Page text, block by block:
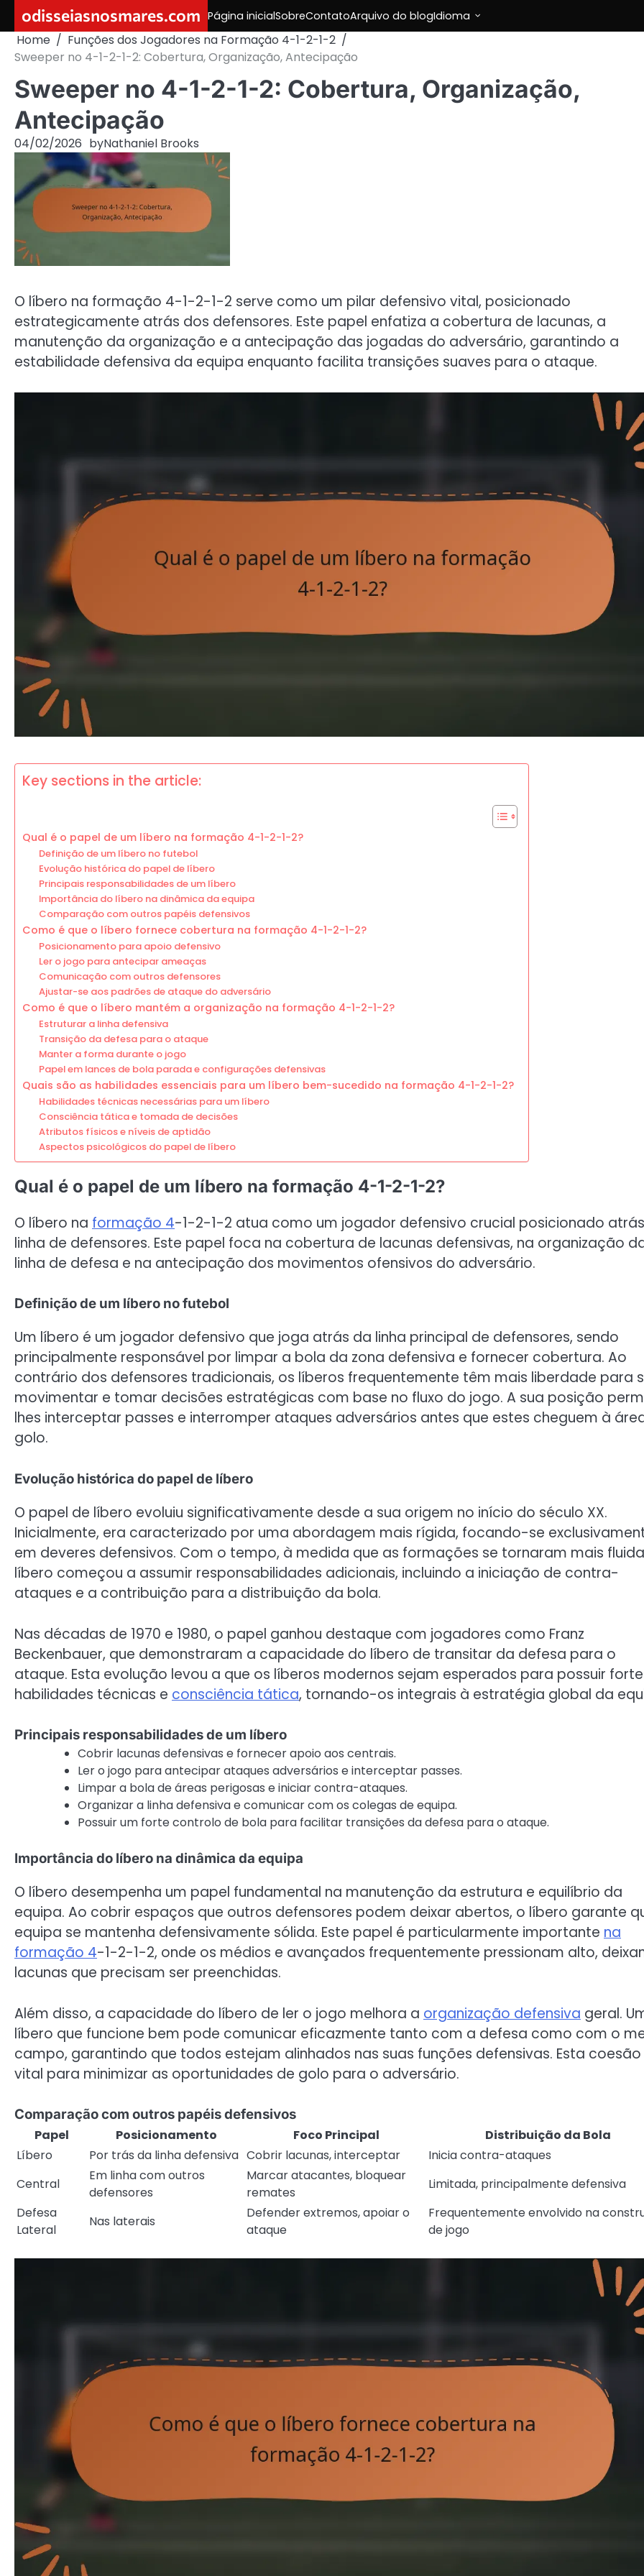
content
odisseiasnosmares.com Página inicialSobreContatoArquivo do blogIdioma
Home
Funções dos Jogadores na Formação 4-1-2-1-2
Sweeper no 4-1-2-1-2: Cobertura, Organização, Antecipação
Sweeper no 4-1-2-1-2: Cobertura, Organização,
Antecipação
04/02/2026 byNathaniel Brooks
O líbero na formação 4-1-2-1-2 serve como um pilar defensivo vital, posicionado
estrategicamente atrás dos defensores. Este papel enfatiza a cobertura de lacunas, a
manutenção da organização e a antecipação das jogadas do adversário, garantindo a
estabilidade defensiva da equipa enquanto facilita transições suaves para o ataque.
Key sections in the article:
Qual é o papel de um líbero na formação 4-1-2-1-2?
Definição de um líbero no futebol
Evolução histórica do papel de líbero
Principais responsabilidades de um líbero
Importância do líbero na dinâmica da equipa
Comparação com outros papéis defensivos
Como é que o líbero fornece cobertura na formação 4-1-2-1-2?
Posicionamento para apoio defensivo
Ler o jogo para antecipar ameaças
Comunicação com outros defensores
Ajustar-se aos padrões de ataque do adversário
Como é que o líbero mantém a organização na formação 4-1-2-1-2?
Estruturar a linha defensiva
Transição da defesa para o ataque
Manter a forma durante o jogo
Papel em lances de bola parada e configurações defensivas
Quais são as habilidades essenciais para um líbero bem-sucedido na formação 4-1-2-1-2?
Habilidades técnicas necessárias para um líbero
Consciência tática e tomada de decisões
Atributos físicos e níveis de aptidão
Aspectos psicológicos do papel de líbero
Qual é o papel de um líbero na formação 4-1-2-1-2?
O líbero na formação 4-1-2-1-2 atua como um jogador defensivo crucial posicionado
linha de defensores. Este papel foca na cobertura de lacunas defensivas, na organização
linha de defesa e na antecipação dos movimentos ofensivos do adversário.
Definição de um líbero no futebol
Um líbero é um jogador defensivo que joga atrás da linha principal de defensores, sendo
principalmente responsável por limpar a bola da zona defensiva e fornecer cobertura. Ao
contrário dos defensores tradicionais, os líberos frequentemente têm mais liberdade para
movimentar e tomar decisões estratégicas com base no fluxo do jogo. A sua posição
lhes interceptar passes e interromper ataques adversários antes que estes cheguem à
golo.
Evolução histórica do papel de líbero
O papel de líbero evoluiu significativamente desde a sua origem no início do século XX.
Inicialmente, era caracterizado por uma abordagem mais rígida, focando-se
em deveres defensivos. Com o tempo, à medida que as formações se tornaram mais
líbero começou a assumir responsabilidades adicionais, incluindo a iniciação de contra-
ataques e a contribuição para a distribuição da bola.
Nas décadas de 1970 e 1980, o papel ganhou destaque com jogadores como Franz
Beckenbauer, que demonstraram a capacidade do líbero de transitar da defesa para o
ataque. Esta evolução levou a que os líberos modernos sejam esperados para possuir
habilidades técnicas e consciência tática, tornando-os integrais à estratégia global da
Principais responsabilidades de um líbero
Cobrir lacunas defensivas e fornecer apoio aos centrais.
Ler o jogo para antecipar ataques adversários e interceptar passes.
Limpar a bola de áreas perigosas e iniciar contra-ataques.
Organizar a linha defensiva e comunicar com os colegas de equipa.
Possuir um forte controlo de bola para facilitar transições da defesa para o ataque.
Importância do líbero na dinâmica da equipa
O líbero desempenha um papel fundamental na manutenção da estrutura e equilíbrio da
equipa. Ao cobrir espaços que outros defensores podem deixar abertos, o líbero garante
equipa se mantenha defensivamente sólida. Este papel é particularmente importante na
formação 4-1-2-1-2, onde os médios e avançados frequentemente pressionam alto,
lacunas que precisam ser preenchidas.
Além disso, a capacidade do líbero de ler o jogo melhora a organização defensiva geral.
líbero que funcione bem pode comunicar eficazmente tanto com a defesa como com o
campo, garantindo que todos estejam alinhados nas suas funções defensivas. Esta coesão
vital para minimizar as oportunidades de golo para o adversário.
Comparação com outros papéis defensivos
Papel
Posicionamento Foco Principal
Distribuição da Bola
Líbero
Por trás da linha defensiva Cobrir lacunas, interceptar
Inicia contra-ataques
Central
Em linha com outros
defensores
Marcar atacantes, bloquear
remates
Limitada, principalmente defensiva
Defesa
Lateral
Nas laterais
Defender extremos, apoiar o
ataque
Frequentemente envolvido na
de jogo